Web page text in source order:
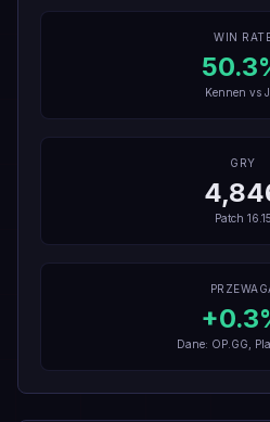
WIN
50.3
Kennen vs
GRY
Patch 16.15
+0.3
Dane: OP.GG,